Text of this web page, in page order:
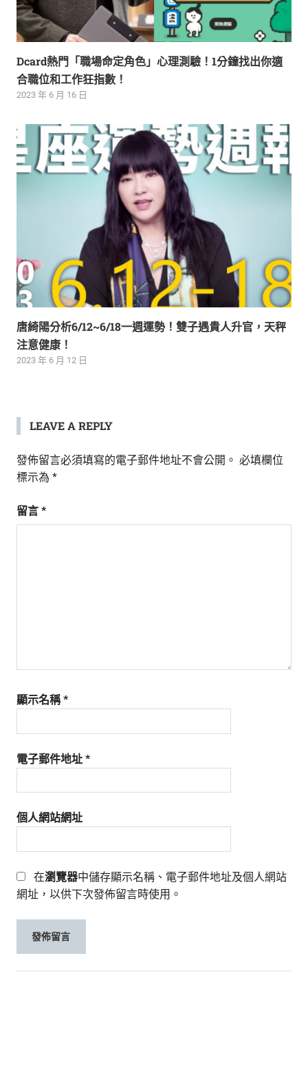
Dcard熱門「職場命定角色」心理測驗！1分鐘找出你適
合職位和工作狂指數！
2023 年 6 月 16 日
唐綺陽分析6/12~6/18一週運勢！雙子遇貴人升官，天秤
注意健康！
2023 年 6 月 12 日
LEAVE A REPLY
發佈留言必須填寫的電子郵件地址不會公開。 必填欄位
標示為 *
留言 *
顯示名稱*
電子郵件地址 *
個人網站網址
在瀏覽器中儲存顯示名稱、電子郵件地址及個人網站
網址，以供下次發佈留言時使用。